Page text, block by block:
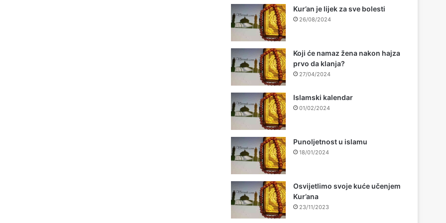
Kur’an je lijek za sve bolesti
26/08/2024
Koji će namaz žena nakon hajza
prvo da klanja?
27/04/2024
Islamski kalendar
01/02/2024
Punoljetnost u islamu
18/01/2024
Osvijetlimo svoje kuće učenjem
Kur’ana
23/11/2023